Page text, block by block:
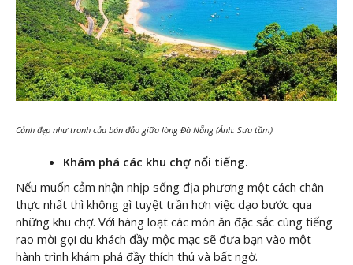
Cảnh đẹp như tranh của bán đảo giữa lòng Đà Nẵng (Ảnh: Sưu tầm)
Khám phá các khu chợ nổi tiếng.
Nếu muốn cảm nhận nhịp sống địa phương một cách chân
thực nhất thì không gì tuyệt trần hơn việc dạo bước qua
những khu chợ. Với hàng loạt các món ăn đặc sắc cùng tiếng
rao mời gọi du khách đầy mộc mạc sẽ đưa bạn vào một
hành trình khám phá đầy thích thú và bất ngờ.